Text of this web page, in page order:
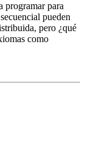
programar para
pueden
pero ¿qué
como